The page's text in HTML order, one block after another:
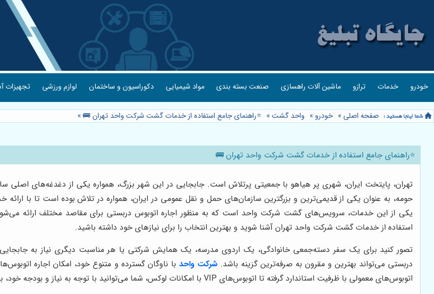
خودرو خدمات ترازو ماشین آلات راهسازی صنعت بسته بندی مواد شیمیایی دکوراسیون و ساختمان لوازم ورزشی تجهیزات
صفحه اصلی » خودرو » واحد گشت» ⭐️راهنمای جامع استفاده از خدمات گشت شرکت واحد تهران 🚌»
⭐️راهنمای جامع استفاده از خدمات گشت شرکت واحد تهران 🚌
تهران، پایتخت ایران، شهری پر هیاهو با جمعیتی پرتلاش است. جابجایی در این شهر بزرگ، همواره یکی از دغدغه‌های اصلی
حومه، به عنوان یکی از قدیمی‌ترین و بزرگترین سازمان‌های حمل و نقل عمومی در ایران، همواره در تلاش بوده است تا با
یکی از این خدمات، سرویس‌های گشت شرکت واحد است که به منظور اجاره اتوبوس دربستی برای مقاصد مختلف ارائه
استفاده از خدمات گشت شرکت واحد تهران آشنا شوید و بهترین انتخاب را برای نیازهای خود داشته باشید.
تصور کنید برای یک سفر دسته‌جمعی خانوادگی، یک اردوی مدرسه، یک همایش شرکتی یا هر مناسبت دیگری نیاز به جابجایی
دربستی می‌تواند بهترین و مقرون به صرفه‌ترین گزینه باشد.شرکت واحد با ناوگان گسترده و متنوع خود، امکان اجاره
اتوبوس‌های معمولی با ظرفیت استاندارد گرفته تا اتوبوس‌های VIP با امکانات لوکس، شما می‌توانید با توجه به نیاز و بودجه خود، بهترین گزینه را انتخاب کنید.